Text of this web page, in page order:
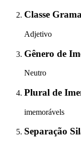
Classe
Adjetivo
Gênero de
Neutro
Plural de
imemorávels
Separação